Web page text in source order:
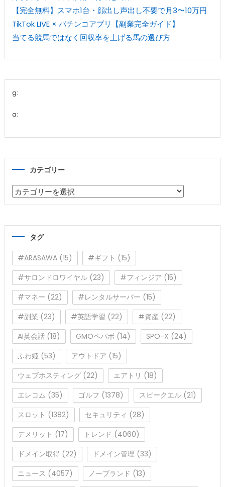
【完全無料】スマホ1台・顔出し声出し不要で月3〜10万円
TikTok LIVE × パチンコアプリ【副業完全ガイド】
当てる競馬ではなく回収率を上げる馬の選び方
g:
a:
カテゴリー
カ
テ
タグ
#ARASAWA(15) #ギフト (15)
#サロンドロワイヤル(23) #フィンジア (15)
#マネー (22) #レンタルサーバー (15)
#副業 (23) #英語学習 (22) #資産 (22)
AI英会話(18) GMOペパボ (14) SPO-X (24)
ふわ姫 (53) アウトドア (15)
ウェブホスティング(22) エアトリ (18)
エレコム (35) ゴルフ (1378) スピークエル(21)
スロット (1382) セキュリティ (28)
デメリット (17) トレンド (4060)
ドメイン取得(22) ドメイン管理 (33)
ニュース (4057) ノーブランド (13)